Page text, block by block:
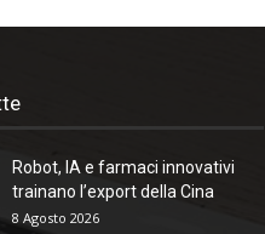
Robot, IA e farmaci innovativi
trainano l’export della Cina
8 Agosto 2026